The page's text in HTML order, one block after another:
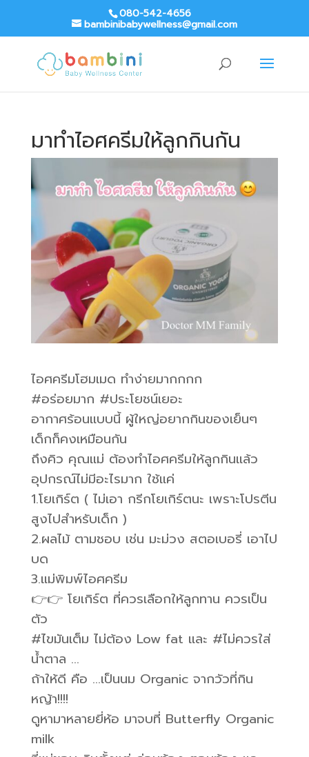
080-542-4656
bambinibabywellness@gmail.com
มาทำไอศครีมให้ลูกกินกัน
ไอศครีมโฮมเมด ทำง่ายมากกกก
#อร่อยมาก #ประโยชน์เยอะ
อากาศร้อนแบบนี้ ผู้ใหญ่อยากกินของเย็นๆ
เด็กก็คงเหมือนกัน
ถึงคิว คุณแม่ ต้องทำไอศครีมให้ลูกกินแล้ว
อุปกรณ์ไม่มีอะไรมาก ใช้แค่
1.โยเกิร์ต ( ไม่เอา กรีกโยเกิร์ตนะ เพราะโปรตีน
สูงไปสำหรับเด็ก )
2.ผลไม้ ตามชอบ เช่น มะม่วง สตอเบอรี่ เอาไป
บด
3.แม่พิมพ์ไอศครีม
👉👉 โยเกิร์ต ที่ควรเลือกให้ลูกทาน ควรเป็น
ตัว
#ไขมันเต็ม ไม่ต้อง Low fat และ #ไม่ควรใส่
น้ำตาล …
ถ้าให้ดี คือ …เป็นนม Organic จากวัวที่กิน
หญ้า!!!!
ดูหามาหลายยี่ห้อ มาจบที่ Butterfly Organic
milk